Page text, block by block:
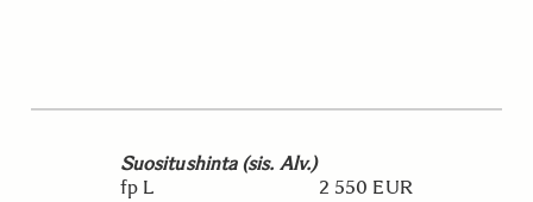
Suositushinta (sis. Alv.)
fp L 2 550 EUR